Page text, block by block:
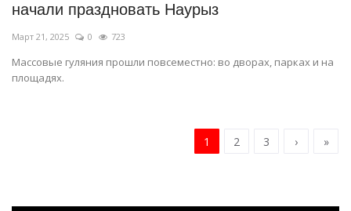
начали праздновать Наурыз
Март 21, 2025 0 723
Массовые гуляния прошли повсеместно: во дворах, парках и на
площадях.
1 2 3 › »